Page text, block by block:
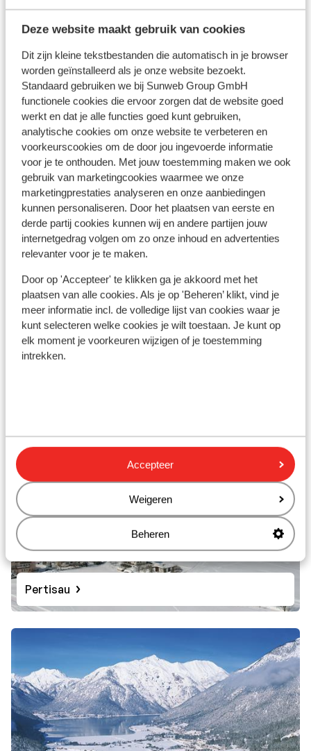
Deze website maakt gebruik van cookies
Dit zijn kleine tekstbestanden die automatisch in je browser
worden geïnstalleerd als je onze website bezoekt.
Standaard gebruiken we bij Sunweb Group GmbH
functionele cookies die ervoor zorgen dat de website goed
werkt en dat je alle functies goed kunt gebruiken,
analytische cookies om onze website te verbeteren en
voorkeurscookies om de door jou ingevoerde informatie
voor je te onthouden. Met jouw toestemming maken we ook
gebruik van marketingcookies waarmee we onze
marketingprestaties analyseren en onze aanbiedingen
kunnen personaliseren. Door het plaatsen van eerste en
derde partij cookies kunnen wij en andere partijen jouw
internetgedrag volgen om zo onze inhoud en advertenties
relevanter voor je te maken.
Door op 'Accepteer' te klikken ga je akkoord met het
plaatsen van alle cookies. Als je op 'Beheren’ klikt, vind je
meer informatie incl. de volledige lijst van cookies waar je
kunt selecteren welke cookies je wilt toestaan. Je kunt op
elk moment je voorkeuren wijzigen of je toestemming
intrekken.
Accepteer
Weigeren
Beheren
Wellness
Luxe Hotel
Prachtige ligging
Vr 8 Jan. - Vr 15 Jan.
Halfpension 2pers.
vanaf prijs p.p.
€ 1.068
Bekijk
Bestemmingen
Pertisau